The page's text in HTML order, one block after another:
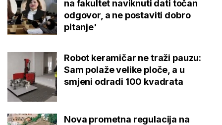
na fakultet naviknuti dati točan
odgovor, a ne postaviti dobro
pitanje'
Robot keramičar ne traži pauzu:
Sam polaže velike ploče, a u
smjeni odradi 100 kvadrata
Nova prometna regulacija na